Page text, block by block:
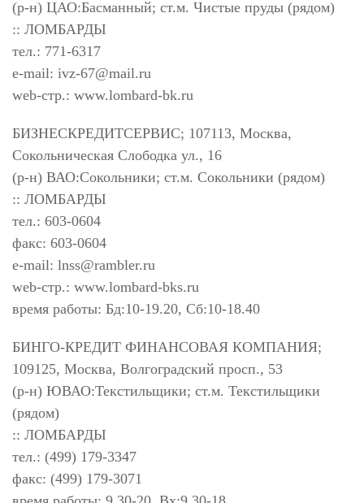
(р-н) ЦАО:Басманный; ст.м. Чистые пруды (рядом)
:: ЛОМБАРДЫ
тел.: 771-6317
e-mail: ivz-67@mail.ru
web-стр.: www.lombard-bk.ru
БИЗНЕСКРЕДИТСЕРВИС; 107113, Москва,
Сокольническая Слободка ул., 16
(р-н) ВАО:Сокольники; ст.м. Сокольники (рядом)
:: ЛОМБАРДЫ
тел.: 603-0604
факс: 603-0604
e-mail: lnss@rambler.ru
web-стр.: www.lombard-bks.ru
время работы: Бд:10-19.20, Сб:10-18.40
БИНГО-КРЕДИТ ФИНАНСОВАЯ КОМПАНИЯ;
109125, Москва, Волгоградский просп., 53
(р-н) ЮВАО:Текстильщики; ст.м. Текстильщики
(рядом)
:: ЛОМБАРДЫ
тел.: (499) 179-3347
факс: (499) 179-3071